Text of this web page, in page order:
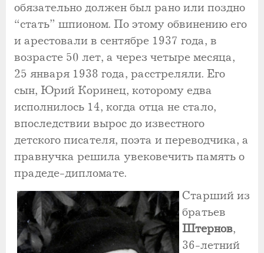
обязательно должен был рано или поздно
“стать” шпионом. По этому обвинению его
и арестовали в сентябре 1937 года, в
возрасте 50 лет, а через четыре месяца,
25 января 1938 года, расстреляли. Его
сын, Юрий Коринец, которому едва
исполнилось 14, когда отца не стало,
впоследствии вырос до известного
детского писателя, поэта и переводчика, а
правнучка решила увековечить память о
прадеде-дипломате.
Старший из
братьев
Штернов,
36-летний